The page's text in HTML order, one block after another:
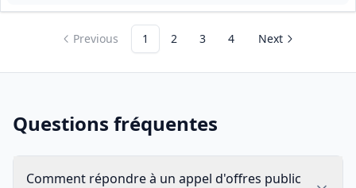
Previous 1 2 3 4 Next
Questions fréquentes
Comment répondre à un appel d'offres public